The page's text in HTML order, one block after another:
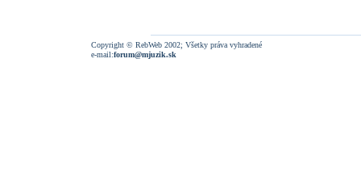
Copyright © RebWeb 2002; Všetky práva vyhradené
e-mail:forum@mjuzik.sk